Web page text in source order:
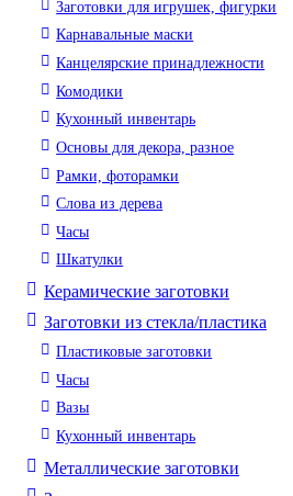
Заготовки для игрушек, фигурки
Карнавальные маски
Канцелярские принадлежности
Комодики
Кухонный инвентарь
Основы для декора, разное
Рамки, фоторамки
Слова из дерева
Часы
Шкатулки
Керамические заготовки
Заготовки из стекла/пластика
Пластиковые заготовки
Часы
Вазы
Кухонный инвентарь
Металлические заготовки